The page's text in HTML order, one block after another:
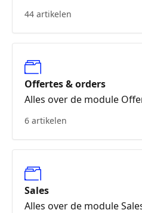
44 artikelen
Offertes & orders
Alles over de module
6 artikelen
Sales
Alles over de module